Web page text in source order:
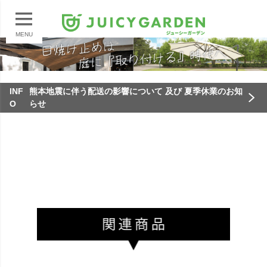
MENU
INF
O
熊本地震に伴う配送の影響について 及び 夏季休業のお知
らせ